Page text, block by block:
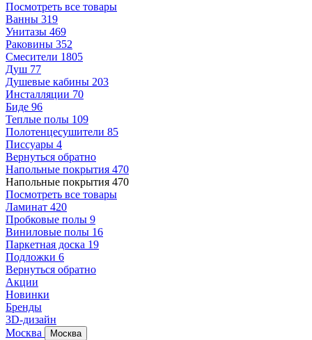
Посмотреть все товары
Ванны 319
Унитазы 469
Раковины 352
Смесители 1805
Душ 77
Душевые кабины 203
Инсталляции 70
Биде 96
Теплые полы 109
Полотенцесушители 85
Писсуары 4
Вернуться обратно
Напольные покрытия 470
Напольные покрытия 470
Посмотреть все товары
Ламинат 420
Пробковые полы 9
Виниловые полы 16
Паркетная доска 19
Подложки 6
Вернуться обратно
Акции
Новинки
Бренды
3D-дизайн
Москва
Москва